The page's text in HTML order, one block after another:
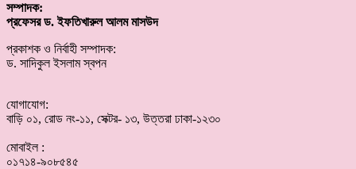
সম্পাদক:
প্রফেসর ড. ইফতিখারুল আলম মাসউদ
প্রকাশক ও নির্বাহী সম্পাদক:
ড. সাদিকুল ইসলাম স্বপন
যোগাযোগ:
বাড়ি ০১, রোড নং-১১, সেক্টর- ১৩, উত্তরা ঢাকা-১২৩০
মোবাইল :
০১৭১৪-৯০৮৫৪৫